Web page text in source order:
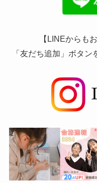
【LINEからも
「友だち追加」ボタン